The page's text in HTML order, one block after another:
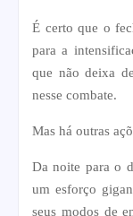
É certo que o
para a
que não deixa
nesse combate.
Mas há outras
Da noite para o
um esforço
seus modos de